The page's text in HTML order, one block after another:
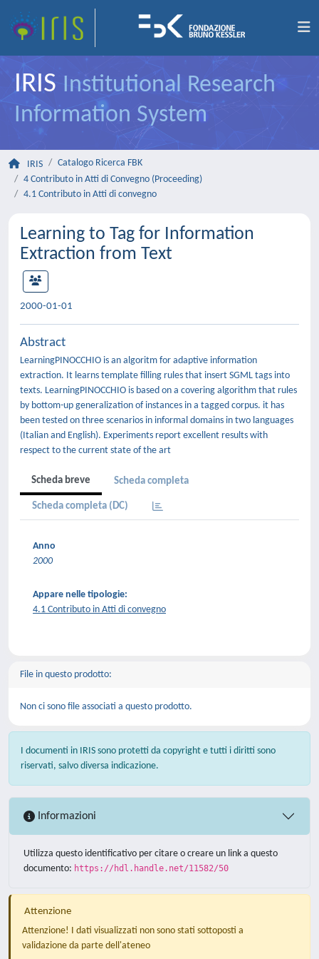
IRIS Institutional Research
Information System
IRIS
Catalogo Ricerca FBK
4 Contributo in Atti di Convegno (Proceeding)
4.1 Contributo in Atti di convegno
Learning to Tag for Information
Extraction from Text
2000-01-01
Abstract
LearningPINOCCHIO is an algoritm for adaptive information
extraction. It learns template filling rules that insert SGML tags into
texts. LearningPINOCCHIO is based on a covering algorithm that rules
by bottom-up generalization of instances in a tagged corpus. it has
been tested on three scenarios in informal domains in two languages
(Italian and English). Experiments report excellent results with
respect to the current state of the art
Scheda breve Scheda completa
Scheda completa (DC)
Anno
2000
Appare nelle tipologie:
4.1 Contributo in Atti di convegno
File in questo prodotto:
Non ci sono file associati a questo prodotto.
I documenti in IRIS sono protetti da copyright e tutti i diritti sono
riservati, salvo diversa indicazione.
Informazioni
Utilizza questo identificativo per citare o creare un link a questo
documento: https://hdl.handle.net/11582/50
Attenzione
Attenzione! I dati visualizzati non sono stati sottoposti a
validazione da parte dell'ateneo